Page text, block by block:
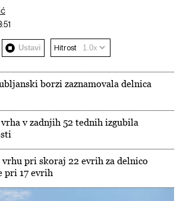
Ustavi Hitrost
borzi zaznamovala delnica
v zadnjih 52 tednih izgubila
pri skoraj 22 evrih za delnico
pri 17 evrih